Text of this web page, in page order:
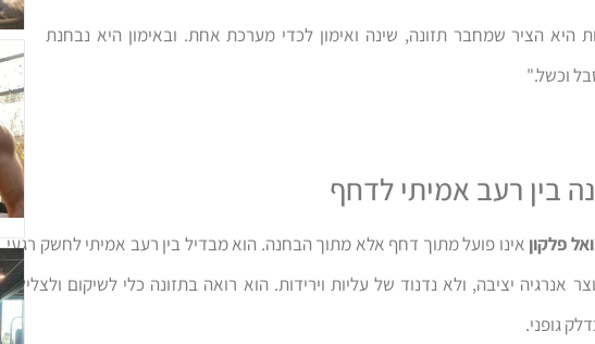
היא הציר שמחבר תזונה, שינה ואימון לכדי מערכת אחת. ובאימון היא נבחנת
וכשל."
בין רעב אמיתי לדחף
פלקון אינו פועל מתוך דחף אלא מתוך הבחנה. הוא מבדיל בין רעב אמיתי לחשק רגעי.
אנרגיה יציבה, ולא נדנוד של עליות וירידות. הוא רואה בתזונה כלי לשיקום ולצלילות
גופני.